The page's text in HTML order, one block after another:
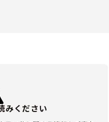
みください